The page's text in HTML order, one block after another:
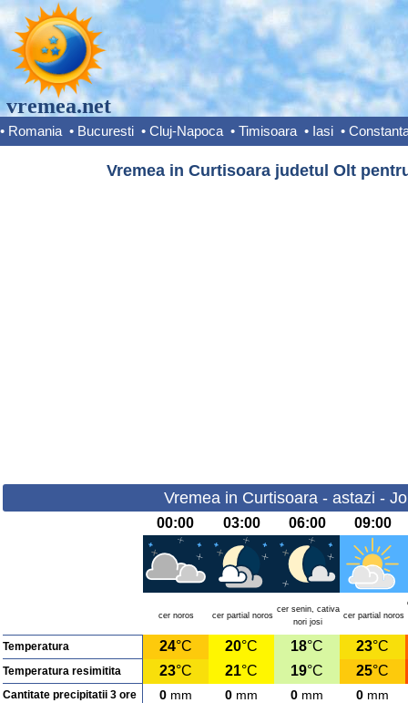
vremea.net
• Romania • Bucuresti • Cluj-Napoca • Timisoara • Iasi •
Vremea in Curtisoara judetul Olt
Vremea in Curtisoara - astazi -
00:00 03:00 06:00 09:00
cer noros cer partial noros
cer senin, cativa
nori josi
cer partial noros
Temperatura 24°C 20°C 18°C 23°C
Temperatura resimitita 23°C 21°C 19°C 25°C
Cantitate precipitatii 3 ore 0 mm 0 mm 0 mm 0 mm